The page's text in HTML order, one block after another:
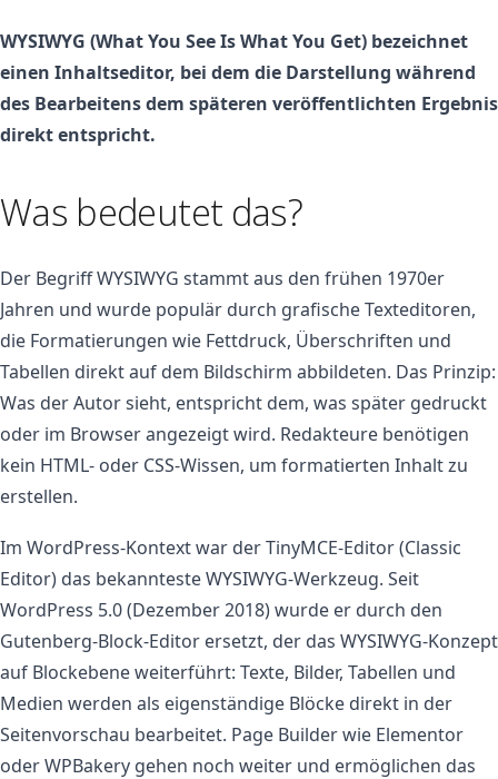
WYSIWYG (What You See Is What You Get) bezeichnet
einen Inhaltseditor, bei dem die Darstellung während
des Bearbeitens dem späteren veröffentlichten Ergebnis
direkt entspricht.
Was bedeutet das?
Der Begriff WYSIWYG stammt aus den frühen 1970er
Jahren und wurde populär durch grafische Texteditoren,
die Formatierungen wie Fettdruck, Überschriften und
Tabellen direkt auf dem Bildschirm abbildeten. Das Prinzip:
Was der Autor sieht, entspricht dem, was später gedruckt
oder im Browser angezeigt wird. Redakteure benötigen
kein HTML- oder CSS-Wissen, um formatierten Inhalt zu
erstellen.
Im WordPress-Kontext war der TinyMCE-Editor (Classic
Editor) das bekannteste WYSIWYG-Werkzeug. Seit
WordPress 5.0 (Dezember 2018) wurde er durch den
Gutenberg-Block-Editor ersetzt, der das WYSIWYG-Konzept
auf Blockebene weiterführt: Texte, Bilder, Tabellen und
Medien werden als eigenständige Blöcke direkt in der
Seitenvorschau bearbeitet. Page Builder wie Elementor
oder WPBakery gehen noch weiter und ermöglichen das